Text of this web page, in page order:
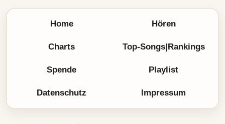
Home Hören
Charts Top-Songs|Rankings
Spende Playlist
Datenschutz Impressum